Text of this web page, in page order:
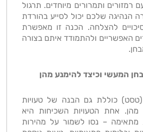
רמזורים ותמרורים מיוחדים. תרגול
הנהיגה שלכם יכול לסייע בהורדת
להצלחה. הכנה זו מאפשרת
האפשריים ולהתמודד איתם בצורה
.
המעשי וכיצד להימנע מהן
כוללת גם הבנה של טעויות
מהן. אחת הטעויות השכיחות היא
מתאימה – נסו לשמור על מהירות